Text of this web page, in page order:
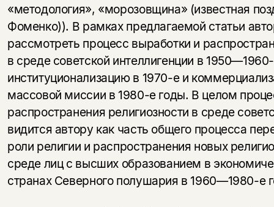
«методология», «морозовщина» (известная
Фоменко)). В рамках предлагаемой статьи
рассмотреть процесс выработки и
в среде советской интеллигенции в
институционализацию в 1970-е и
массовой миссии в 1980-е годы. В целом
распространения религиозности в среде
видится автору как часть общего процесса
роли религии и распространения новых
среде лиц с высших образованием в
странах Северного полушария в 1960—1980-е